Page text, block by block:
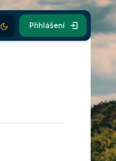
Dark ModePřihlášení